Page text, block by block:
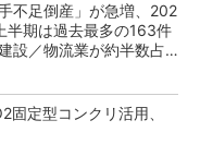
手不足倒産」が急増、202
半期は過去最多の163件
設／物流業が約半数占
固定型コンクリ活用、